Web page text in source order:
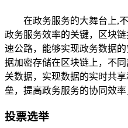
在政务服务的大舞台上,
政务服务效率的关键，区块
速公路，能够实现政务数据
据加密存储在区块链上，不
关数据，实现数据的实时共
垒，提高政务服务的协同效
投票选举